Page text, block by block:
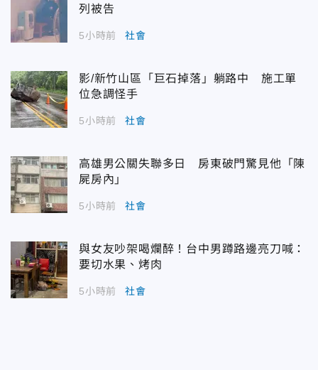
列被告
5小時前 社會
影/新竹山區「巨石掉落」躺路中 施工單
位急調怪手
5小時前 社會
高雄男公關失聯多日 房東破門驚見他「陳
屍房內」
5小時前 社會
與女友吵架喝爛醉！台中男蹲路邊亮刀喊：
要切水果、烤肉
5小時前 社會